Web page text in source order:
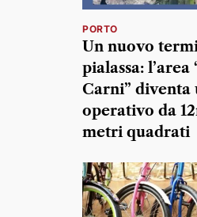
PORTO
Un nuovo
pialassa: l’area
Carni” diventa
operativo da
metri quadrati